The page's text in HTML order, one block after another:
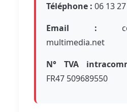
Téléphone : 06 13
Email :
multimedia.net
N° TVA
FR47 509689550